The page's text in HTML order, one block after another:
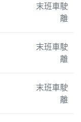
末班車駛
離
末班車駛
離
末班車駛
離